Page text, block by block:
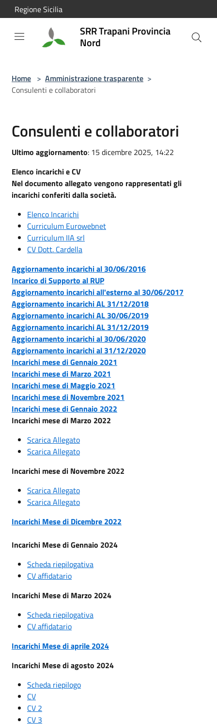
Salta al contenuto principale
Regione Sicilia
SRR Trapani Provincia
Nord
Home > Amministrazione trasparente >
Consulenti e collaboratori
Consulenti e collaboratori
Ultimo aggiornamento: 15 dicembre 2025, 14:22
Elenco incarichi e CV
Nel documento allegato vengono rappresentati gli
incarichi conferiti dalla società.
Elenco Incarichi
Curriculum Eurowebnet
Curriculum IIA srl
CV Dott. Cardella
Aggiornamento incarichi al 30/06/2016
Incarico di Supporto al RUP
Aggiornamento incarichi all'esterno al 30/06/2017
Aggiornamento incarichi AL 31/12/2018
Aggiornamento incarichi AL 30/06/2019
Aggiornamento incarichi AL 31/12/2019
Aggiornamento incarichi al 30/06/2020
Aggiornamento incarichi al 31/12/2020
Incarichi mese di Gennaio 2021
Incarichi mese di Marzo 2021
Incarichi mese di Maggio 2021
Incarichi mese di Novembre 2021
Incarichi mese di Gennaio 2022
Incarichi mese di Marzo 2022
Scarica Allegato
Scarica Allegato
Incarichi mese di Novembre 2022
Scarica Allegato
Scarica Allegato
Incarichi Mese di Dicembre 2022
Incarichi Mese di Gennaio 2024
Scheda riepilogativa
CV affidatario
Incarichi Mese di Marzo 2024
Scheda riepilogativa
CVaffidatario
Incarichi Mese di aprile 2024
Incarichi Mese di agosto 2024
Scheda riepilogo
CV
CV 2
CV 3